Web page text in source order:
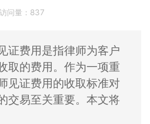
问量：837
证费用是指律师为客户
取的费用。作为一项重
见证费用的收取标准对
交易至关重要。本文将